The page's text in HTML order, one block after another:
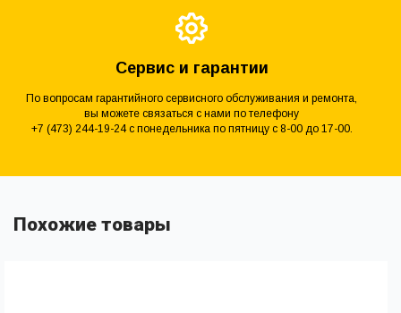
Сервис и гарантии
По вопросам гарантийного сервисного обслуживания и ремонта,
вы можете связаться с нами по телефону
+7 (473) 244-19-24 с понедельника по пятницу с 8-00 до 17-00.
Похожие товары